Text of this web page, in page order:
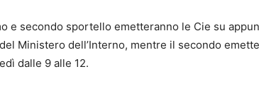
e secondo sportello emetteranno le Cie su
Ministero dell’Interno, mentre il secondo
dalle 9 alle 12.